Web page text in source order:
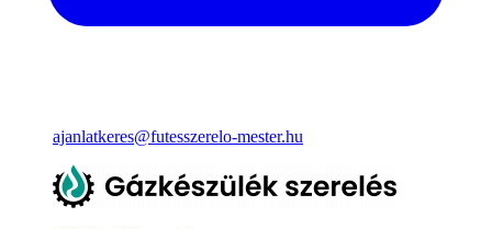
ajanlatkeres@futesszerelo-mester.hu